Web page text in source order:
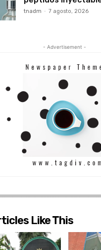
tnadm - 7 agosto, 2026
- Advertisement -
Like This